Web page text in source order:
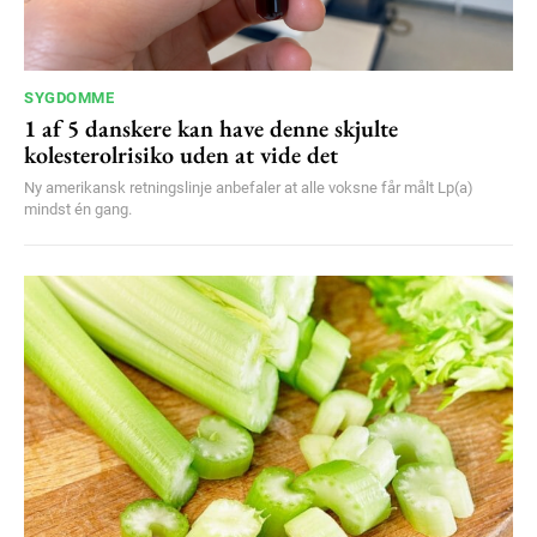
Praesent euismod ac
Ut mollis pellentesque tortor
Donec quis est ac felis
Orci varius natoque dolor
SYGDOMME
1 af 5 danskere kan have denne skjulte
kolesterolrisiko uden at vide det
Ny amerikansk retningslinje anbefaler at alle voksne får målt Lp(a)
mindst én gang.